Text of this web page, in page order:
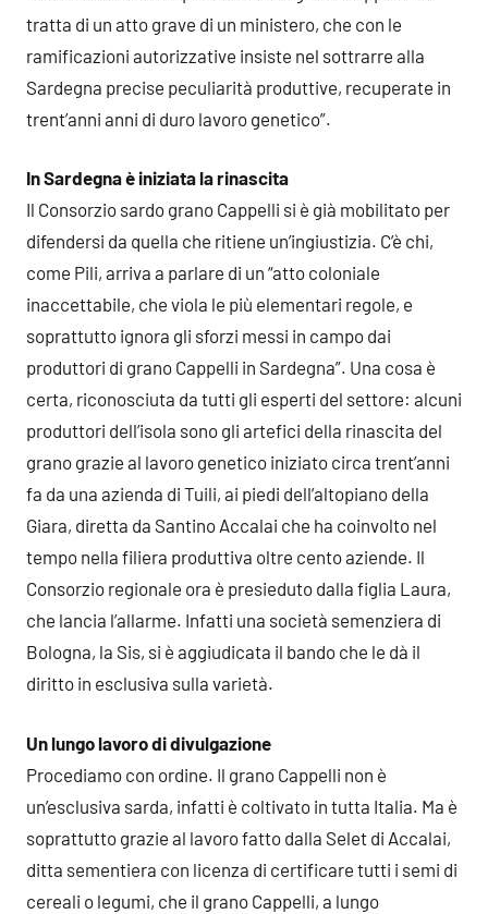
tratta di un atto grave di un ministero, che con le
ramificazioni autorizzative insiste nel sottrarre alla
Sardegna precise peculiarità produttive, recuperate in
trent’anni anni di duro lavoro genetico”.
In Sardegna è iniziata la rinascita
Il Consorzio sardo grano Cappelli si è già mobilitato per
difendersi da quella che ritiene un’ingiustizia. C’è chi,
come Pili, arriva a parlare di un “atto coloniale
inaccettabile, che viola le più elementari regole, e
soprattutto ignora gli sforzi messi in campo dai
produttori di grano Cappelli in Sardegna”. Una cosa è
certa, riconosciuta da tutti gli esperti del settore: alcuni
produttori dell’isola sono gli artefici della rinascita del
grano grazie al lavoro genetico iniziato circa trent’anni
fa da una azienda di Tuili, ai piedi dell’altopiano della
Giara, diretta da Santino Accalai che ha coinvolto nel
tempo nella filiera produttiva oltre cento aziende. Il
Consorzio regionale ora è presieduto dalla figlia Laura,
che lancia l’allarme. Infatti una società semenziera di
Bologna, la Sis, si è aggiudicata il bando che le dà il
diritto in esclusiva sulla varietà.
Un lungo lavoro di divulgazione
Procediamo con ordine. Il grano Cappelli non è
un’esclusiva sarda, infatti è coltivato in tutta Italia. Ma è
soprattutto grazie al lavoro fatto dalla Selet di Accalai,
ditta sementiera con licenza di certificare tutti i semi di
cereali o legumi, che il grano Cappelli, a lungo